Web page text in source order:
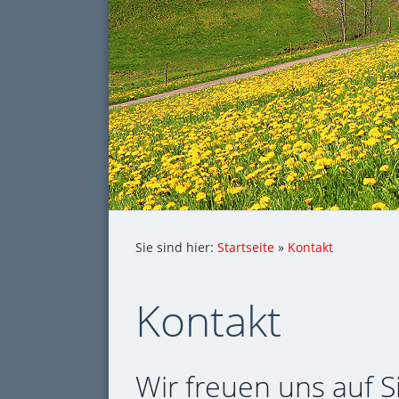
Sie sind hier: Startseite » Kontakt
Kontakt
Wir freuen uns auf